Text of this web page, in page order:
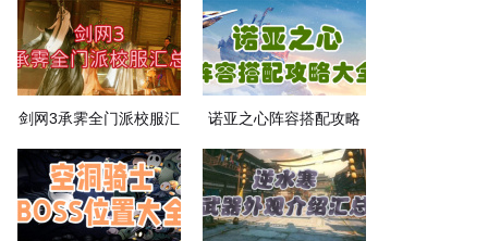
剑网3承霁全门派校服汇
诺亚之心阵容搭配攻略